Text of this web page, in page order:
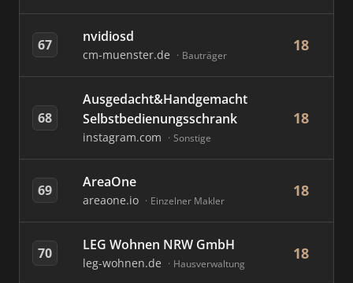
67 nvidiosd
cm-muenster.de Bauträger
18
68
Ausgedacht&Handgemacht
Selbstbedienungsschrank
instagram.com Sonstige
18
69 AreaOne
areaone.io Einzelner Makler
18
70 LEG Wohnen NRW GmbH
leg-wohnen.de Hausverwaltung
18